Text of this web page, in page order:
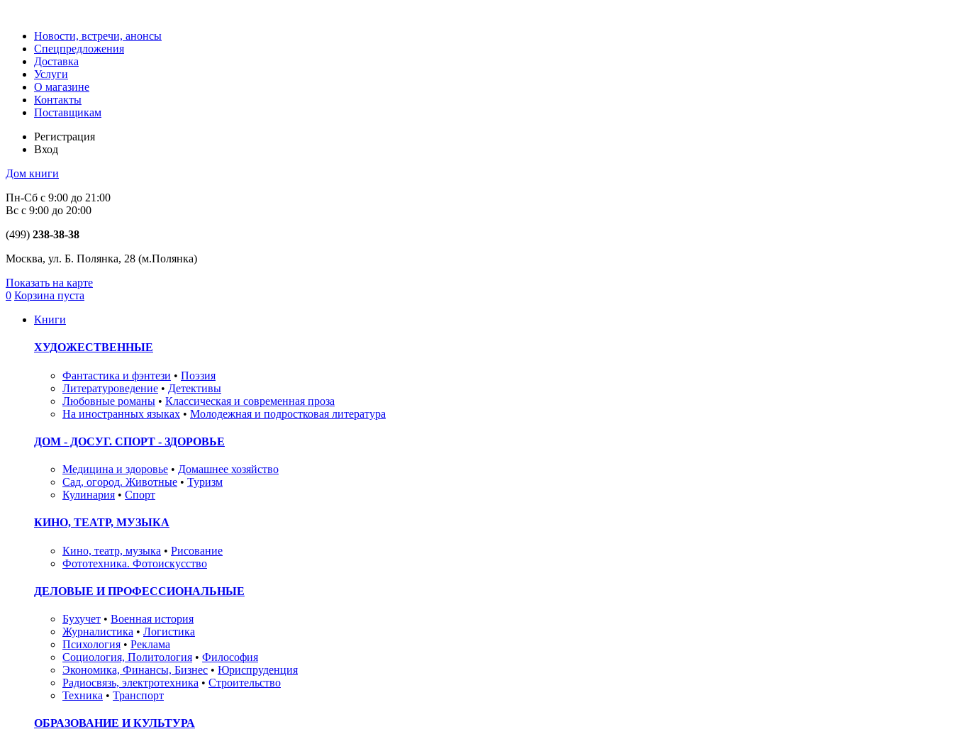
Новости, встречи, анонсы
Спецпредложения
Доставка
Услуги
О магазине
Контакты
Поставщикам
Регистрация
Вход
Дом книги
Пн-Сб с 9:00 до 21:00
Вс с 9:00 до 20:00
(499) 238-38-38
Москва, ул. Б. Полянка, 28 (м.Полянка)
Показать на карте
0 Корзина пуста
Книги
ХУДОЖЕСТВЕННЫЕ
Фантастика и фэнтези • Поэзия
Литературоведение • Детективы
Любовные романы • Классическая и современная проза
На иностранных языках • Молодежная и подростковая литература
ДОМ - ДОСУГ. СПОРТ - ЗДОРОВЬЕ
Медицина и здоровье • Домашнее хозяйство
Сад, огород. Животные • Туризм
Кулинария • Спорт
КИНО, ТЕАТР, МУЗЫКА
Кино, театр, музыка • Рисование
Фототехника. Фотоискусство
ДЕЛОВЫЕ И ПРОФЕССИОНАЛЬНЫЕ
Бухучет • Военная история
Журналистика • Логистика
Психология • Реклама
Социология, Политология • Философия
Экономика, Финансы, Бизнес • Юриспруденция
Радиосвязь, электротехника • Строительство
Техника • Транспорт
ОБРАЗОВАНИЕ И КУЛЬТУРА